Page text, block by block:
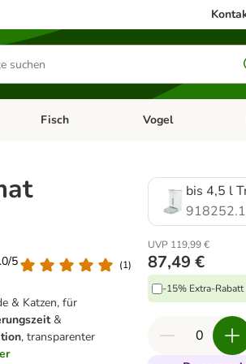
Hundefutter & Zubehör
Kategorie-Menü öffnen: Kleintier
Fisch Kategorie-Menü
Vogel
5
(1)
& Katzen, für
&
, transparenter
bis 4,5 l
918252.1
UVP 119,99 €
87,49 €
-15% Extra-Rabatt